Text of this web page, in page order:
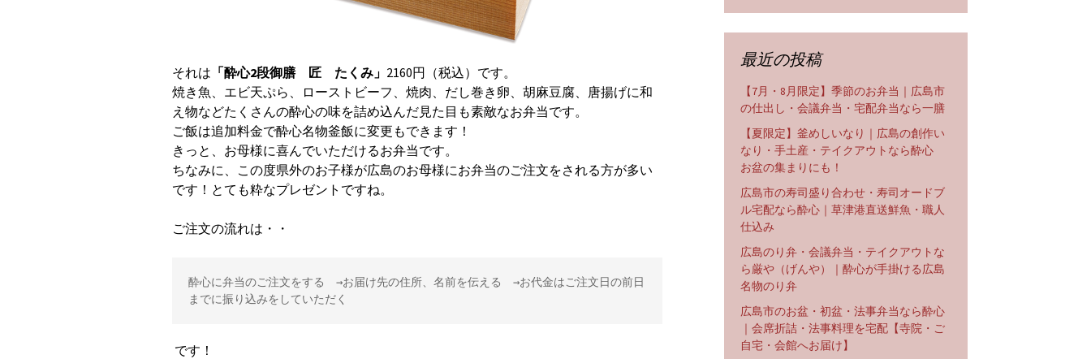
それは 「酔心2段御膳 匠 たくみ」 2160円（税込）です。
焼き魚、エビ天ぷら、ローストビーフ、焼肉、だし巻き卵、胡麻豆腐、唐揚げに和
え物などたくさんの酔心の味を詰め込んだ見た目も素敵なお弁当です。
ご飯は追加料金で酔心名物釜飯に変更もできます！
きっと、お母様に喜んでいただけるお弁当です。
ちなみに、この度県外のお子様が広島のお母様にお弁当のご注文をされる方が多い
です！とても粋なプレゼントですね。
ご注文の流れは・・
酔心に弁当のご注文をする　→お届け先の住所、名前を伝える　→お代金はご注文日の前日
までに振り込みをしていただく
です！
最近の投稿
【7月・8月限定】季節のお弁当｜広島市
の仕出し・会議弁当・宅配弁当なら一膳
【夏限定】釜めしいなり｜広島の創作い
なり・手土産・テイクアウトなら酔心
お盆の集まりにも！
広島市の寿司盛り合わせ・寿司オードブ
ル宅配なら酔心｜草津港直送鮮魚・職人
仕込み
広島のり弁・会議弁当・テイクアウトな
ら厳や（げんや）｜酔心が手掛ける広島
名物のり弁
広島市のお盆・初盆・法事弁当なら酔心
｜会席折詰・法事料理を宅配【寺院・ご
自宅・会館へお届け】